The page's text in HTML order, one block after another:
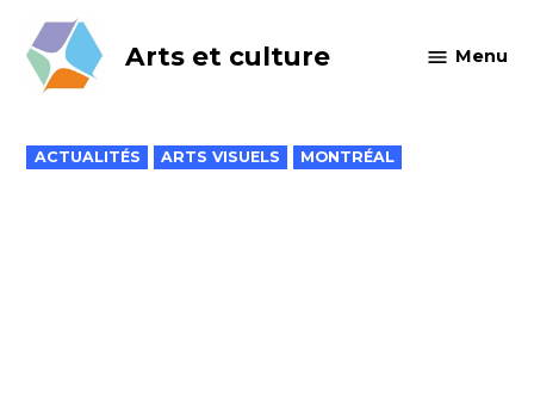
content
Arts et culture Menu
POSTED
IN
ACTUALITÉS ARTS VISUELS MONTRÉAL